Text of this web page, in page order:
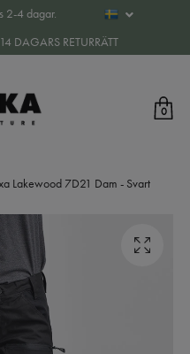
2-4 dagar.
DAGARS RETURRÄTT
0
Lakewood 7D21 Dam - Svart